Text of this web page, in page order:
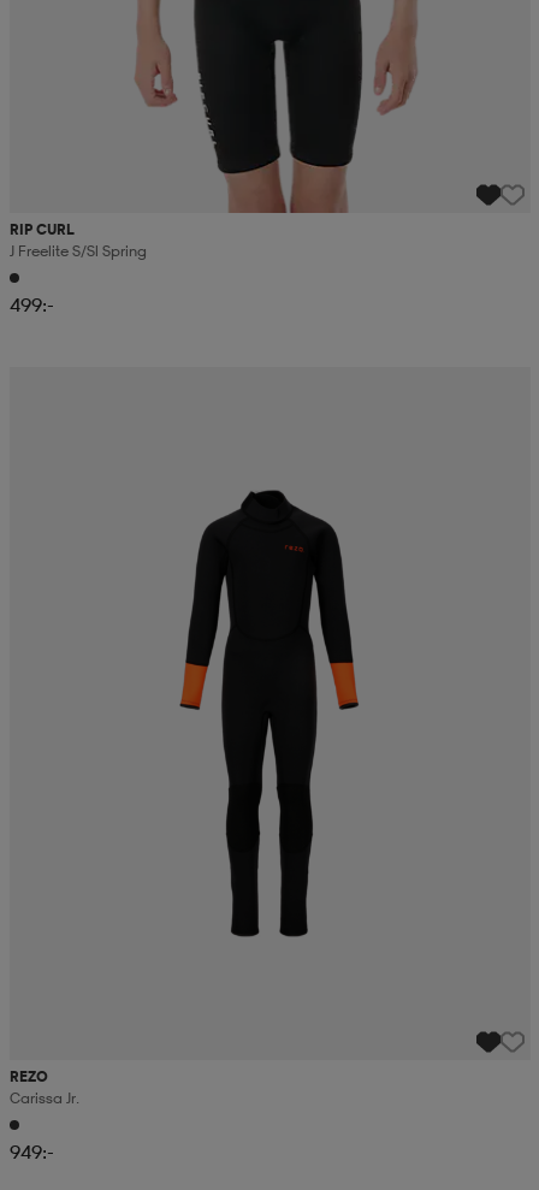
RIP CURL
J Freelite S/sl Spring
499:-
REZO
Carissa Jr.
949:-